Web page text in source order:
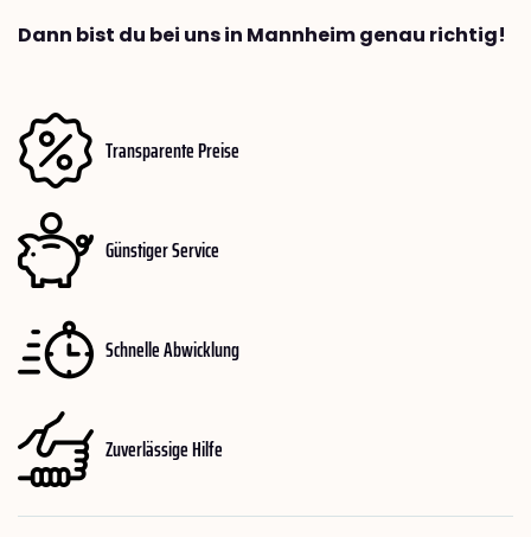
Dann bist du bei uns in Mannheim genau richtig!
Transparente Preise
Günstiger Service
Schnelle Abwicklung
Zuverlässige Hilfe